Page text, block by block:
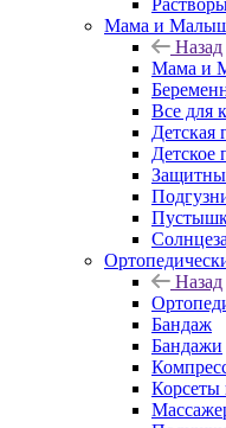
Мама и
Назад
Мама и
Все для
Детская
Детское
Назад
Бандаж
Бандажи
Корсеты